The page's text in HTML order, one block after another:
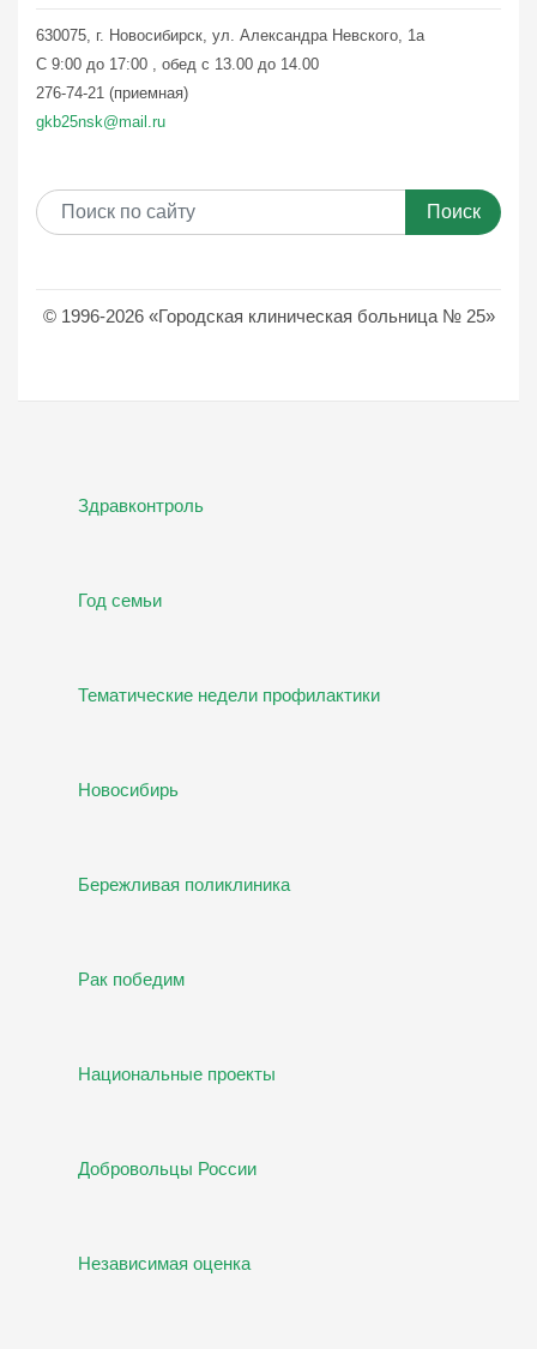
630075, г. Новосибирск, ул. Александра Невского, 1а
С 9:00 до 17:00 , обед с 13.00 до 14.00
276-74-21 (приемная)
gkb25nsk@mail.ru
Поиск
© 1996-2026 «Городская клиническая больница № 25»
Здравконтроль
Год семьи
Тематические недели профилактики
Новосибирь
Бережливая поликлиника
Рак победим
Национальные проекты
Добровольцы России
Независимая оценка